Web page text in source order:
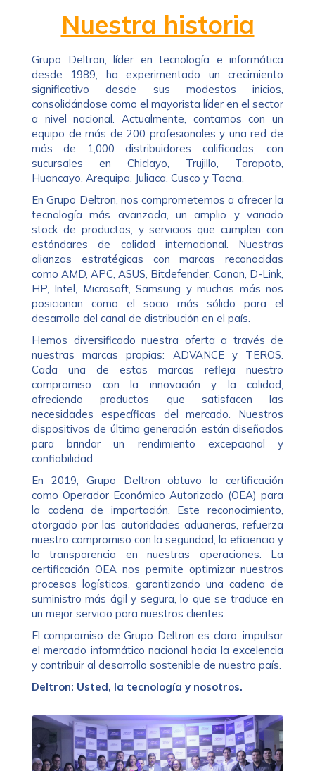
Nuestra historia
Grupo Deltron, líder en tecnología e informática
desde 1989, ha experimentado un crecimiento
significativo desde sus modestos inicios,
consolidándose como el mayorista líder en el sector
a nivel nacional. Actualmente, contamos con un
equipo de más de 200 profesionales y una red de
más de 1,000 distribuidores calificados, con
sucursales en Chiclayo, Trujillo, Tarapoto,
Huancayo, Arequipa, Juliaca, Cusco y Tacna.
En Grupo Deltron, nos comprometemos a ofrecer la
tecnología más avanzada, un amplio y variado
stock de productos, y servicios que cumplen con
estándares de calidad internacional. Nuestras
alianzas estratégicas con marcas reconocidas
como AMD, APC, ASUS, Bitdefender, Canon, D-Link,
HP, Intel, Microsoft, Samsung y muchas más nos
posicionan como el socio más sólido para el
desarrollo del canal de distribución en el país.
Hemos diversificado nuestra oferta a través de
nuestras marcas propias: ADVANCE y TEROS.
Cada una de estas marcas refleja nuestro
compromiso con la innovación y la calidad,
ofreciendo productos que satisfacen las
necesidades específicas del mercado. Nuestros
dispositivos de última generación están diseñados
para brindar un rendimiento excepcional y
confiabilidad.
En 2019, Grupo Deltron obtuvo la certificación
como Operador Económico Autorizado (OEA) para
la cadena de importación. Este reconocimiento,
otorgado por las autoridades aduaneras, refuerza
nuestro compromiso con la seguridad, la eficiencia y
la transparencia en nuestras operaciones. La
certificación OEA nos permite optimizar nuestros
procesos logísticos, garantizando una cadena de
suministro más ágil y segura, lo que se traduce en
un mejor servicio para nuestros clientes.
El compromiso de Grupo Deltron es claro: impulsar
el mercado informático nacional hacia la excelencia
y contribuir al desarrollo sostenible de nuestro país.
Deltron: Usted, la tecnología y nosotros.